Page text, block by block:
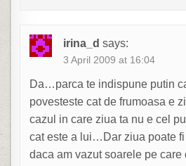
irina_d says:
3 April 2009 at 16:04
Da…parca te indispune putin
povesteste cat de frumoasa e
cazul in care ziua ta nu e cel
cat este a lui…Dar ziua poate
daca am vazut soarele pe care